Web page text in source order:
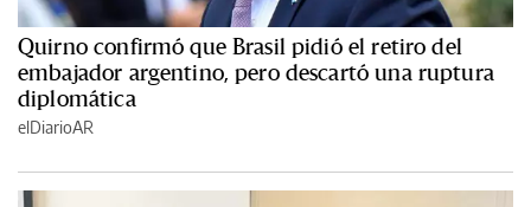
Quirno confirmó que Brasil pidió el retiro del
embajador argentino, pero descartó una ruptura
diplomática
elDiarioAR